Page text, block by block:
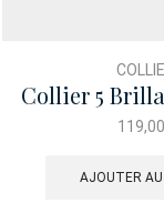
Collier 5
119,00
AJOUTER AU